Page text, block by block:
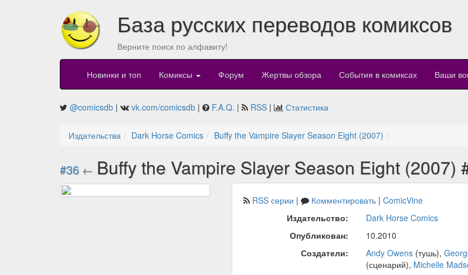
База русских переводов комиксов
Верните поиск по алфавиту!
Новинки и топ Комиксы Форум Жертвы обзора События в комиксах Ваши
@comicsdb | vk.com/comicsdb | F.A.Q. | RSS | Статистика
Издательства Dark Horse Comics Buffy the Vampire Slayer Season Eight (2007)
#36 ← Buffy the Vampire Slayer Season Eight (2007)
RSS серии | Комментировать| ComicVine
Издательство:
Dark Horse Comics
Опубликован:
10.2010
Создатели:
Andy Owens(тушь),
(сценарий), Michelle